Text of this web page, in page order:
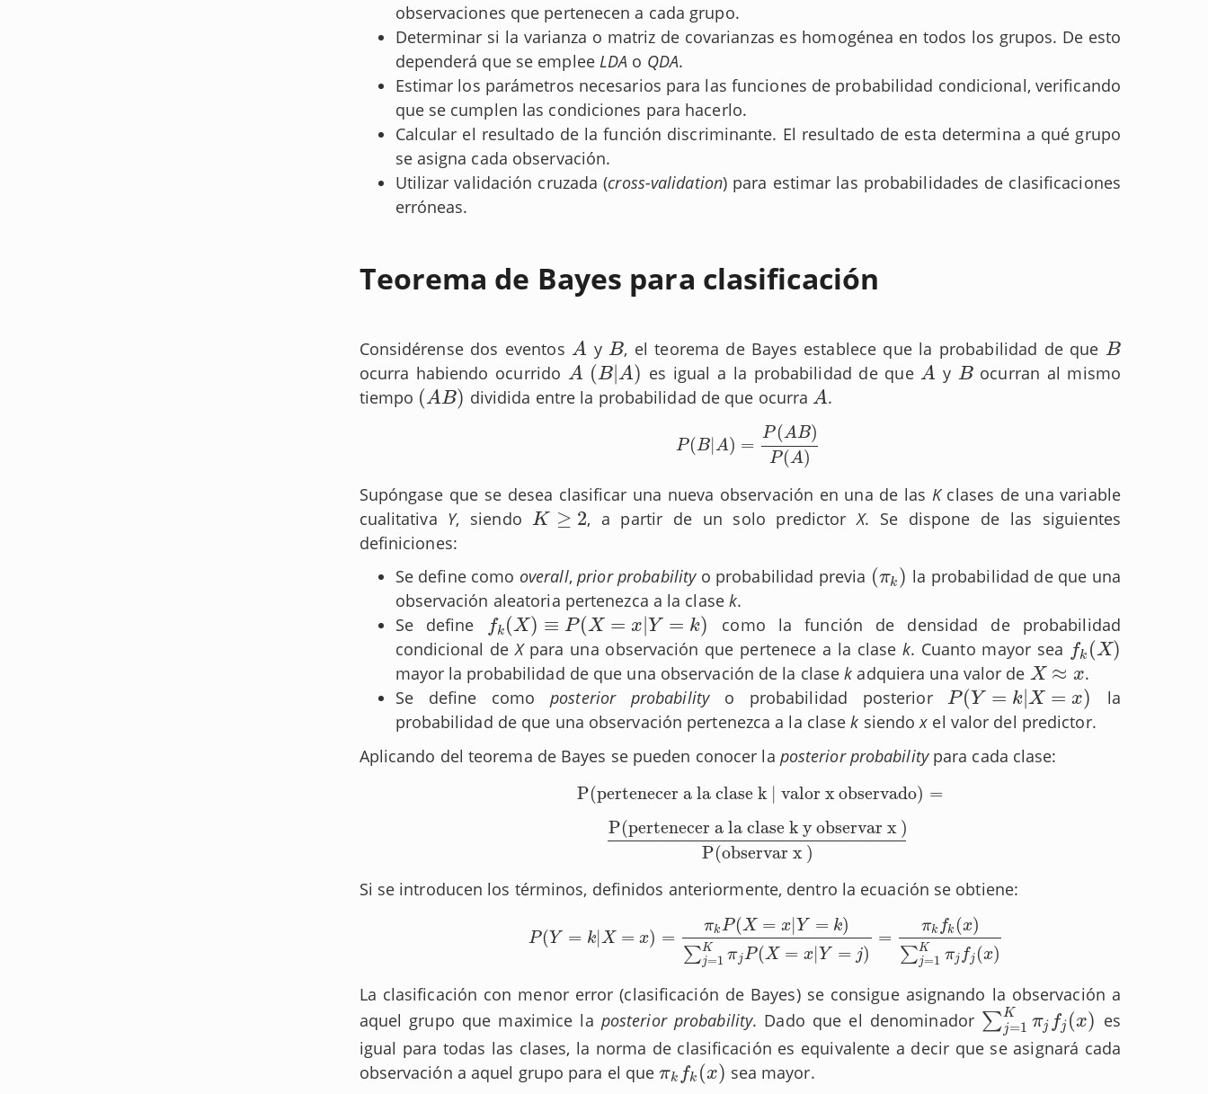
observaciones que pertenecen a cada grupo.
Determinar si la varianza o matriz de covarianzas es homogénea en todos los grupos. De esto
dependerá que se emplee LDA o QDA.
Estimar los parámetros necesarios para las funciones de probabilidad condicional, verificando
que se cumplen las condiciones para hacerlo.
Calcular el resultado de la función discriminante. El resultado de esta determina a qué grupo
se asigna cada observación.
Utilizar validación cruzada (cross-validation) para estimar las probabilidades de clasificaciones
erróneas.
Teorema de Bayes para clasificación
Considérense dos eventos A
A y B
B , el teorema de Bayes establece que la probabilidad de que B
B
ocurra habiendo ocurrido A
A (B|A)
(B| A) es igual a la probabilidad de que A
A y B
B ocurran al mismo
tiempo (AB)
(AB) dividida entre la probabilidad de que ocurra A
A .
P(B|A) =
P (AB)
P (A)
P(B| A)= P(A B)P(A)
Supóngase que se desea clasificar una nueva observación en una de las Kclases de una variable
cualitativa Y, siendoK ≥ 2
K≥ 2 , a partir de un solo predictorX. Se dispone de las siguientes
definiciones:
Se define como overall,prior probabilityo probabilidad previa (πk )
(πk)
la probabilidad de que una
observación aleatoria pertenezca a la clase k.
Se define
fk (X) ≡ P(X = x Y = k)
fk(X)≡P X= x|Y=k)
como la función de densidad de probabilidad
condicional deXpara una observación que pertenece a la clasek. Cuanto mayor sea fk (X)
fk(X)
mayor la probabilidad de que una observación de la clasek adquiera una valor de X ≈ x
X≈ x
.
Se define comoposterior probabilityo probabilidad posteriorP(Y = k |X = x)
P(Y =k |X =x
la
probabilidad de que una observación pertenezca a la clasek siendox el valor del predictor.
Aplicando del teorema de Bayes se pueden conocer la posterior probabilitypara cada clase:
P(pertenecer a la clase k | valor x observado) =
P(pertenecer a la clase k | valor x observado)=
P(pertenecer a la clase k y observar x )
P(observar x )
P(pertenecer a la clase k y observar x )P(observar x )
Si se introducen los términos, definidos anteriormente, dentro la ecuación se obtiene:
P (Y = k|X = x) =
πkP (X = x| Y = k)
∑K
j=1 πjP (X = x| Y = j)
=
πk fk (x)
∑K
j=1 πj fj (x)
P(Y=k |X =x )=π kP (X= x|Y =k)∑j=1KπjP(X=x|Y=j)=πkfk(x) ∑j= 1Kπjfj(x)
La clasificación con menor error (clasificación de Bayes) se consigue asignando la observación a
aquel grupo que maximice la posterior probability. Dado que el denominador ∑K
j=1 πj fj (x)
∑j =1Kπjfj x)
es
igual para todas las clases, la norma de clasificación es equivalente a decir que se asignará cada
observación a aquel grupo para el queπk fk (x)
πk fk(x)
sea mayor.